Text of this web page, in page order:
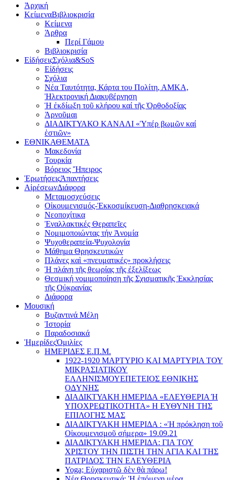
Ἀρχική
ΚείμεναΒιβλιοκρισία
Κείμενα
Άρθρα
Περί Γάμου
Βιβλιοκρισία
ΕἰδήσειςΣχόλια&SoS
Εἰδήσεις
Σχόλια
Νέα Ταυτότητα, Κάρτα του Πολίτη, ΑΜΚΑ,
Ἠλεκτρονική Διακυβέρνηση
Ἡ ἐκδίωξη τοῦ κλήρου καί τῆς Ὀρθοδοξίας
Ἀρνοῦμαι
ΔΙΑΔΙΚΤΥΑΚΟ ΚΑΝΑΛΙ «Ὑπέρ βωμῶν καί
ἑστιῶν»
ΕΘΝΙΚΑΘΕΜΑΤΑ
Μακεδονία
Τουρκία
Βόρειος Ἤπειρος
ἘρωτήσειςἈπαντήσεις
ΑἱρέσεωνΔιάφορα
Μεταμοσχεύσεις
Οἰκουμενισμός-Ἐκκοσμίκευση-Διαθρησκειακά
Νεοποχίτικα
Ἐναλλακτικές Θεραπεῖες
Νομιμοποιώντας τήν Ἀνομία
Ψυχοθεραπεία-Ψυχολογία
Μάθημα Θρησκευτικών
Πλάνες καὶ «πνευματικές» προκλήσεις
Ἡ πλάνη τῆς θεωρίας τῆς ἐξελίξεως
Θεσμική νομιμοποίηση τῆς Σχισματικῆς Ἐκκλησίας
τῆς Οὐκρανίας
Διάφορα
Μουσική
Βυζαντινά Μέλη
Ἰστορία
Παραδοσιακά
ἩμερίδεςὉμιλίες
ΗΜΕΡΙΔΕΣ Ε.Π.Μ.
1922-1920 ΜΑΡΤΥΡΙΟ ΚΑI ΜΑΡΤΥΡIΑ ΤΟΥ
ΜΙΚΡΑΣΙΑΤΙΚΟΥ
EΛΛΗΝΙΣΜΟΥEΠEΤΕΙΟΣ EΘΝΙΚHΣ
O∆YΝΗΣ
ΔΙΑΔΙΚΤΥΑΚΗ ΗΜΕΡΙΔΑ «EΛΕΥΘΕΡΙΑ Ή
YΠΟΧΡΕΩΤΙΚΟΤΗΤΑ» Η ΕΥΘΥΝΗ ΤΗΣ
EΠΙΛΟΓΗΣ ΜΑΣ
ΔΙΑΔΙΚΤΥΑΚΗ ΗΜΕΡΙΔΑ : «Ἡ πρόκληση τοῦ
Οἰκουμενισμοῦ σήμερα» 19.09.21
ΔΙΑΔΙΚΤΥΑΚΗ ΗΜΕΡΙΔΑ: ΓΙΑ ΤΟΥ
ΧΡΙΣΤΟΥ ΤΗΝ ΠΙΣΤΗ ΤΗΝ ΑΓΙΑ ΚΑΙ ΤΗΣ
ΠΑΤΡΙΔΟΣ ΤΗΝ ΕΛΕΥΘΕΡΙΑ
Yoga; Εὐχαριστῶ δὲν θὰ πάρω!